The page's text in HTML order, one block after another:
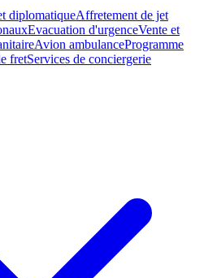
diplomatiqueAffretement de jet
Evacuation d'urgenceVente et
Avion ambulanceProgramme
fretServices de conciergerie